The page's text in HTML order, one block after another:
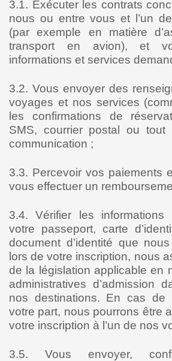
3.1. Exécuter les contrats
nous ou entre vous et l’un
(par exemple en matière
transport en avion), et
informations et services
3.2. Vous envoyer des
voyages et nos services
les confirmations de
SMS, courrier postal ou tout
communication ;
3.3. Percevoir vos paiements
vous effectuer un
3.4. Vérifier les informations
votre passeport, carte
document d’identité que
lors de votre inscription, nous
de la législation applicable en
administratives d’admission
nos destinations. En cas de
votre part, nous pourrons être
votre inscription à l’un de nos
3.5. Vous envoyer,